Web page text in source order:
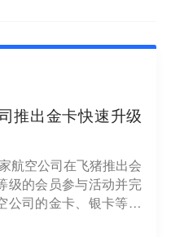
推出金卡快速升级
航空公司在飞猪推出会
级的会员参与活动并完
公司的金卡、银卡等会
，部分航空公司还可